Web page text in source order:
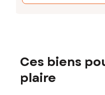
Ces biens
plaire